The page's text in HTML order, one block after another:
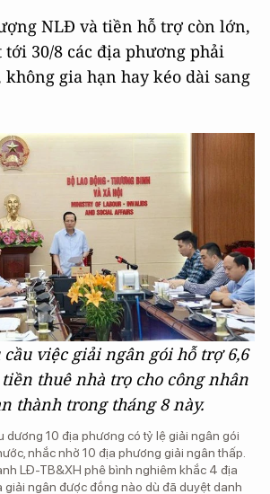
NLĐ và tiền hỗ trợ còn lớn,
30/8 các địa phương phải
gia hạn hay kéo dài sang
cầu việc giải ngân gói hỗ trợ 6,6
thuê nhà trọ cho công nhân
thành trong tháng 8 này.
dương 10 địa phương có tỷ lệ giải ngân gói
nhắc nhở 10 địa phương giải ngân thấp.
LĐ-TB&XH phê bình nghiêm khắc 4 địa
giải ngân được đồng nào dù đã duyệt danh